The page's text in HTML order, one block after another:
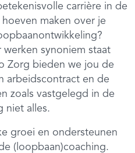
carrière in de
maken over je
synoniem staat
Zorg bieden we jou de
arbeidscontract en de
zoals vastgelegd in de
niet alles.
groei en ondersteunen
(loopbaan)coaching.